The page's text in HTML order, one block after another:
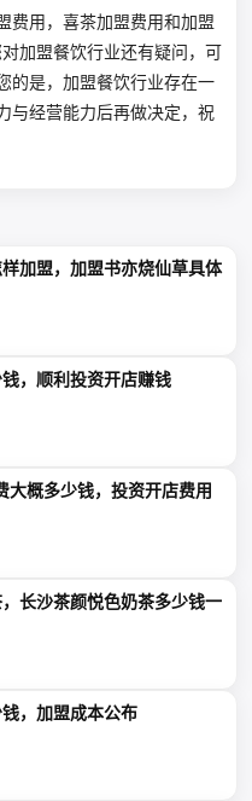
费用，喜茶加盟费用和加盟
加盟餐饮行业还有疑问，可
的是，加盟餐饮行业存在一
与经营能力后再做决定，祝
加盟，加盟书亦烧仙草具体
，顺利投资开店赚钱
概多少钱，投资开店费用
长沙茶颜悦色奶茶多少钱一
，加盟成本公布